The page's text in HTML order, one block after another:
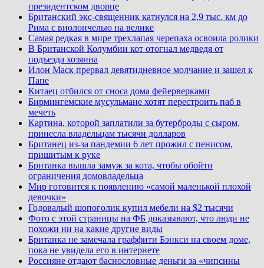
президентском дворце
Британский экс-священник катнулся на 2,9 тыс. км до
Рима с виолончелью на велике
Самая редкая в мире трехлапая черепаха освоила ролики
В Британской Колумбии кот отогнал медведя от
подъезда хозяина
Илон Маск прервал девятидневное молчание и зашел к
Папе
Китаец отбился от сноса дома фейерверками
Бирмингемские мусульмане хотят перестроить паб в
мечеть
Картина, которой заплатили за бутерброды с сыром,
принесла владельцам тысячи долларов
Британец из-за пандемии 6 лет прожил с пенисом,
пришитым к руке
Британка вышла замуж за кота, чтобы обойти
ограничения домовладельца
Мир готовится к появлению «самой маленькой плохой
девочки»
Годовалый шопоголик купил мебели на $2 тысячи
Фото с этой страницы на ФБ доказывают, что люди не
похожи ни на какие другие виды
Британка не замечала граффити Бэнкси на своем доме,
пока не увидела его в интернете
Россияне отдают баснословные деньги за «чипсины